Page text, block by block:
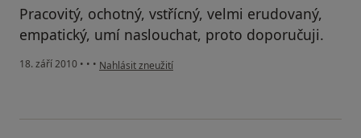
Pracovitý, ochotný, vstřícný, velmi erudovaný,
empatický, umí naslouchat, proto doporučuji.
18. září 2010 • • • podle názoru uživatele Pacient
Nahlásit zneužití